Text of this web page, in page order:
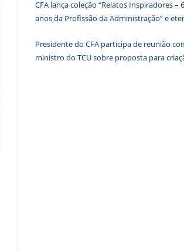
CFA lança coleção “Relatos Inspiradores –
anos da Profissão da Administração” e
Presidente do CFA participa de reunião
ministro do TCU sobre proposta para